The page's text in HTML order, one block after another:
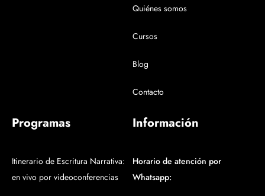
Quiénes somos
Cursos
Blog
Contacto
Programas
Itinerario de Escritura Narrativa:
en vivo por videoconferencias
Información
Horario de atención por
Whatsapp: